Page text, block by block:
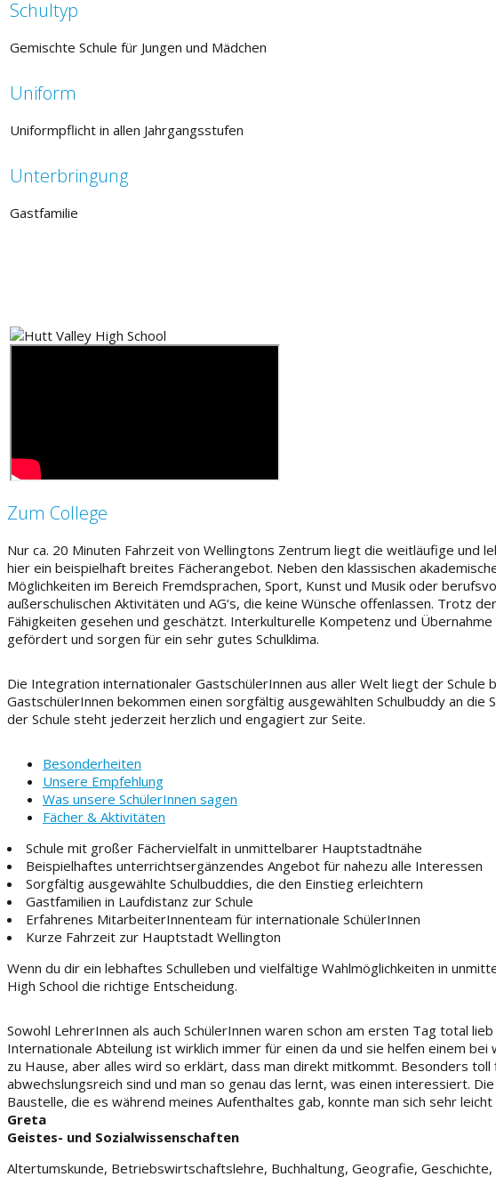
Schultyp
Gemischte Schule für Jungen und Mädchen
Uniform
Uniformpflicht in allen Jahrgangsstufen
Unterbringung
Gastfamilie
Zum College
Nur ca. 20 Minuten Fahrzeit von Wellingtons Zentrum liegt die weitläufige und
hier ein beispielhaft breites Fächerangebot. Neben den klassischen
Möglichkeiten im Bereich Fremdsprachen, Sport, Kunst und Musik oder
außerschulischen Aktivitäten und AG‘s, die keine Wünsche offenlassen. Trotz
Fähigkeiten gesehen und geschätzt. Interkulturelle Kompetenz und
gefördert und sorgen für ein sehr gutes Schulklima.
Die Integration internationaler GastschülerInnen aus aller Welt liegt der Schule
GastschülerInnen bekommen einen sorgfältig ausgewählten Schulbuddy an
der Schule steht jederzeit herzlich und engagiert zur Seite.
Besonderheiten
Unsere Empfehlung
Was unsere SchülerInnen sagen
Fächer & Aktivitäten
Schule mit großer Fächervielfalt in unmittelbarer Hauptstadtnähe
Beispielhaftes unterrichtsergänzendes Angebot für nahezu alle Interessen
Sorgfältig ausgewählte Schulbuddies, die den Einstieg erleichtern
Gastfamilien in Laufdistanz zur Schule
Erfahrenes MitarbeiterInnenteam für internationale SchülerInnen
Kurze Fahrzeit zur Hauptstadt Wellington
Wenn du dir ein lebhaftes Schulleben und vielfältige Wahlmöglichkeiten in
High School die richtige Entscheidung.
Sowohl LehrerInnen als auch SchülerInnen waren schon am ersten Tag total
Internationale Abteilung ist wirklich immer für einen da und sie helfen einem
zu Hause, aber alles wird so erklärt, dass man direkt mitkommt. Besonders toll
abwechslungsreich sind und man so genau das lernt, was einen interessiert.
Baustelle, die es während meines Aufenthaltes gab, konnte man sich sehr
Greta
Geistes- und Sozialwissenschaften
Altertumskunde, Betriebswirtschaftslehre, Buchhaltung, Geografie,